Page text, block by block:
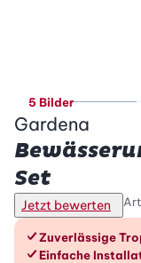
5 Bilder
Gardena
Set
Jetzt bewerten
Die
Zuverlässige
Einfache